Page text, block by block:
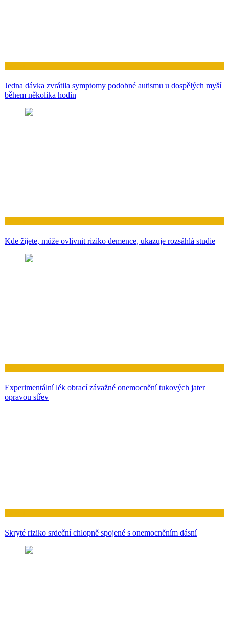
Jedna dávka zvrátila symptomy podobné autismu u dospělých myší
během několika hodin
Kde žijete, může ovlivnit riziko demence, ukazuje rozsáhlá studie
Experimentální lék obrací závažné onemocnění tukových jater
opravou střev
Skryté riziko srdeční chlopně spojené s onemocněním dásní